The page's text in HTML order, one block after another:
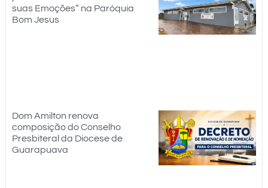
suas Emoções” na Paróquia
Bom Jesus
Dom Amilton renova
composição do Conselho
Presbiteral da Diocese de
Guarapuava